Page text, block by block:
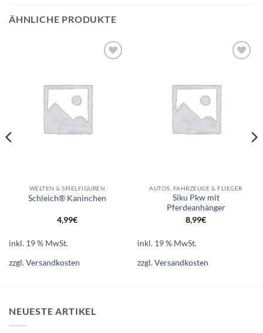
ÄHNLICHE PRODUKTE
WELTEN & SPIELFIGUREN
Schleich® Kaninchen
4,99€
inkl. 19 % MwSt.
zzgl.Versandkosten
AUTOS, FAHRZEUGE & FLIEGER
Siku Pkw mit
Pferdeanhänger
8,99€
inkl. 19 % MwSt.
zzgl.Versandkosten
NEUESTE ARTIKEL